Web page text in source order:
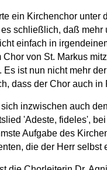
ein Kirchenchor
schließlich, daß
einfach in
Chor von St. Markus
Es ist nun nicht mehr
dass der Chor auch
inzwischen auch
'Adeste, fideles',
Aufgabe des
die der Herr selbst